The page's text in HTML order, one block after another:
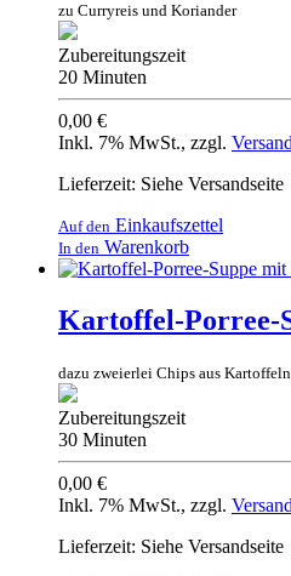
zu Curryreis und Koriander
Zubereitungszeit
20 Minuten
0,00 €
Inkl. 7% MwSt., zzgl.
Lieferzeit: Siehe Versandseite
Auf den Einkaufszettel
In den Warenkorb
Kartoffel-Porree-
dazu zweierlei Chips aus
Zubereitungszeit
30 Minuten
0,00 €
Inkl. 7% MwSt., zzgl.
Lieferzeit: Siehe Versandseite